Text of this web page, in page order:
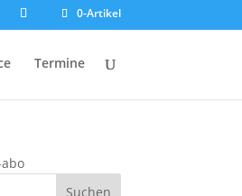
0-Artikel
Termine